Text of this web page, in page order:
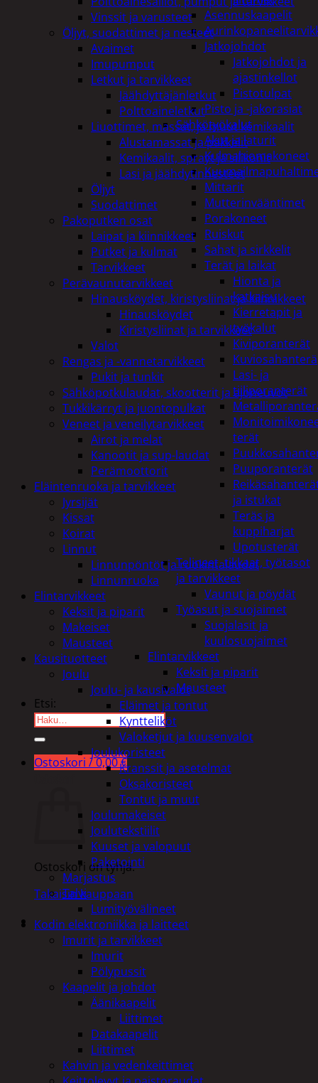
Asennuskaapelit
Jatkojohdot
Jatkojohdot ja
ajastinkellot
Pistotulpat
Pisto ja -jakorasiat
Sähkötyökalut
Akut ja laturit
Kulmahiomakoneet
Mittarit
Mutterinvääntimet
Porakoneet
Ruiskut
Sahat ja sirkkelit
Terät ja laikat
Hionta ja
katkaisu
Kierretapit ja
työkalut
Kiviporanterät
Kuviosahanterä
Lasi- ja
tiiliporanterät
terät
Puuporanterät
ja istukat
Teräs ja
kuppiharjat
Upotusterät
Telineet, tikkaat, työtasot
ja tarvikkeet
Vaunut ja pöydät
Työasut ja suojaimet
Suojalasit ja
kuulosuojaimet
Elintarvikkeet
Keksit ja piparit
Mausteet
Etsi:
Ostoskori /0,00€
Ostoskori on tyhjä.
Takaisin kauppaan
Vinssit ja varusteet
Öljyt, suodattimet ja nesteet
Avaimet
Imupumput
Letkut ja tarvikkeet
Jäähdyttäjänletkut
Polttoaineletkut
Liuottimet, massat, ja muut kemikaalit
Alustamassat ja pakkelit
Kemikaalit, sprayt ja silikonit
Lasi ja jäähdytinnesteet
Öljyt
Suodattimet
Pakoputken osat
Laipat ja kiinnikkeet
Putket ja kulmat
Tarvikkeet
Perävaunutarvikkeet
Hinausköydet, kiristysliinat ja kiinnikkeet
Hinausköydet
Kiristysliinat ja tarvikkeet
Valot
Rengas ja -vannetarvikkeet
Pukit ja tunkit
Sähköpotkulaudat, skootterit ja ajoneuvot
Tukkikärryt ja juontopulkat
Veneet ja veneilytarvikkeet
Airot ja melat
Kanootit ja sup-laudat
Perämoottorit
Eläintenruoka ja tarvikkeet
Jyrsijät
Kissat
Koirat
Linnut
Linnunpöntöt ja ruokintalaudat
Linnunruoka
Elintarvikkeet
Keksit ja piparit
Makeiset
Mausteet
Kausituotteet
Joulu
Joulu- ja kausivalot
Eläimet ja tontut
Kyntteliköt
Valoketjut ja kuusenvalot
Joulukoristeet
Kranssit ja asetelmat
Oksakoristeet
Tontut ja muut
Joulumakeiset
Joulutekstiilit
Kuuset ja valopuut
Paketointi
Marjastus
Talvi
Lumityövälineet
Kodin elektroniikka ja laitteet
Imurit ja tarvikkeet
Imurit
Pölypussit
Kaapelit ja johdot
Äänikaapelit
Liittimet
Datakaapelit
Liittimet
Kahvin ja vedenkeittimet